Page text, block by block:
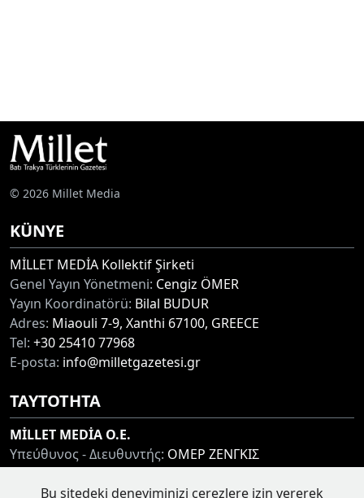
© 2026 Millet Media
KÜNYE
MİLLET MEDİA Kollektif Şirketi
Genel Yayın Yönetmeni: Cengiz ÖMER
Yayın Koordinatörü: Bilal BUDUR
Adres: Miaouli 7-9, Xanthi 67100, GREECE
Tel: +30 25410 77968
E-posta: info@milletgazetesi.gr
ΤΑΥΤΟΤΗΤΑ
MİLLET MEDİA O.E.
Υπεύθυνος - Διευθυντής: ΟΜΕΡ ΖΕΝΓΚΙΣ
Διεύθυνση:ΜΙΑΟΥΛΗ 7-9, ΞΑΝΘΗ 67100
Bu sitedeki deneyiminizi çerezlere izin vererek